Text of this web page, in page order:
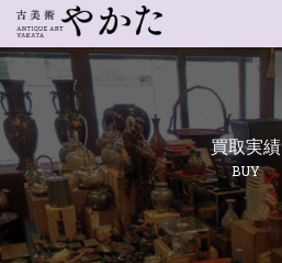
買取実績
BUY